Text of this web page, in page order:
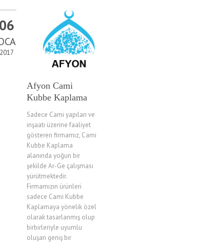
06
2017
Afyon Cami
Kubbe Kaplama
Sadece Cami yapıları ve
inşaatı üzerine faaliyet
gösteren firmamız, Cami
Kubbe Kaplama
alanında yoğun bir
şekilde Ar-Ge çalışması
yürütmektedir.
Firmamızın ürünleri
sadece Cami Kubbe
Kaplamaya yönelik özel
olarak tasarlanmış olup
birbirleriyle uyumlu
oluşan geniş bir